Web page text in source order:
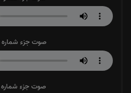
صوت جزء شماره 23
صوت جزء شماره